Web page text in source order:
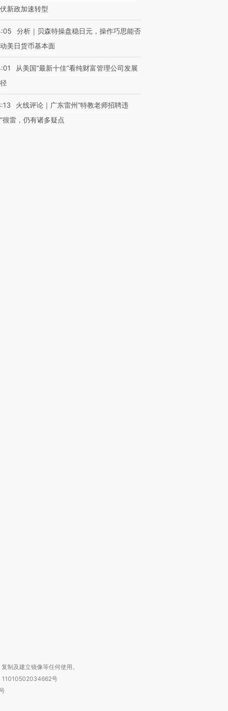
国走私7万
第四届链博
新政加速转型
分析｜贝森特操盘稳日元，操作巧思能否
美日货币基本面
从美国“最新十佳”看纯财富管理公司发展
火线评论｜广东雷州“特教老师招聘违
很雷，仍有诸多疑点
制及建立镜像等任何使用。
11010502034662号